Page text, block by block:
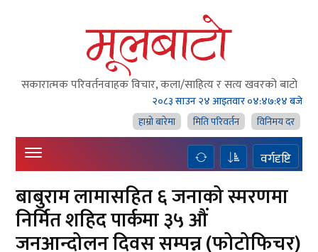
सकारात्मक परिवर्तनवाहक विचार, कला/साहित्य र सत्य खवरको बाटाे
२०८३ साउन २४ आइतवार०४:४७:१५ बजे
हाम्राे बारेमा
मिति परिवर्तन विनिमय दर
वर्गदृष्टि
बाबुराम लामासहित ६ जनाको स्मरणमा
निर्मित शहिद पार्कमा ३५ औं
जनआन्दोलन दिवस सम्पन्न (फोटोफिचर)